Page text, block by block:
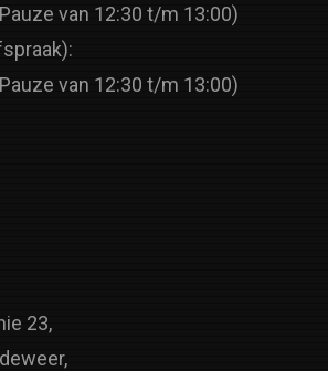
van 12:30 t/m 13:00)
van 12:30 t/m 13:00)
23,